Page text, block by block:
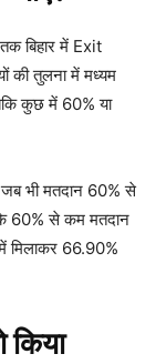
बिहार में Exit
की तुलना में मध्यम
कुछ में 60% या
जब भी मतदान 60% से
60% से कम मतदान
मिलाकर 66.90%
किया